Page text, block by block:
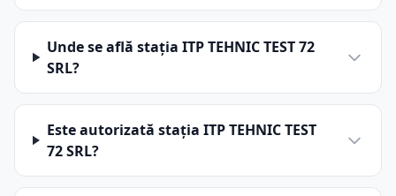
Unde se află stația ITP TEHNIC TEST 72
SRL?
Este autorizată stația ITP TEHNIC TEST
72 SRL?